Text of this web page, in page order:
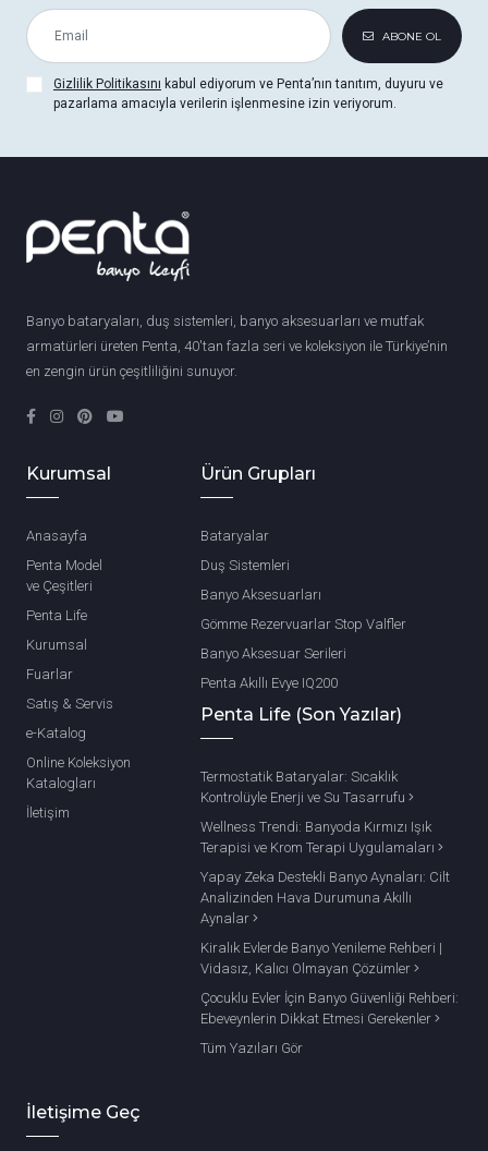
ABONE OL
Gizlilik Politikasını kabul ediyorum ve Penta’nın tanıtım, duyuru ve
pazarlama amacıyla verilerin işlenmesine izin veriyorum.
Banyo bataryaları, duş sistemleri, banyo aksesuarları ve mutfak
armatürleri üreten Penta, 40'tan fazla seri ve koleksiyon ile Türkiye’nin
en zengin ürün çeşitliliğini sunuyor.
Kurumsal
Anasayfa
Penta Model
ve Çeşitleri
Penta Life
Kurumsal
Fuarlar
Satış & Servis
e-Katalog
Online Koleksiyon
Katalogları
İletişim
Ürün Grupları
Bataryalar
Duş Sistemleri
Banyo Aksesuarları
Gömme Rezervuarlar Stop Valfler
Banyo Aksesuar Serileri
Penta Akıllı Evye IQ200
Penta Life (Son Yazılar)
Termostatik Bataryalar: Sıcaklık
Kontrolüyle Enerji ve Su Tasarrufu
Wellness Trendi: Banyoda Kırmızı Işık
Terapisi ve Krom Terapi Uygulamaları
Yapay Zeka Destekli Banyo Aynaları: Cilt
Analizinden Hava Durumuna Akıllı
Aynalar
Kiralık Evlerde Banyo Yenileme Rehberi |
Vidasız, Kalıcı Olmayan Çözümler
Çocuklu Evler İçin Banyo Güvenliği Rehberi:
Ebeveynlerin Dikkat Etmesi Gerekenler
Tüm Yazıları Gör
İletişime Geç